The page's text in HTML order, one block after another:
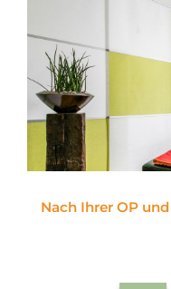
Nach Ihrer OP